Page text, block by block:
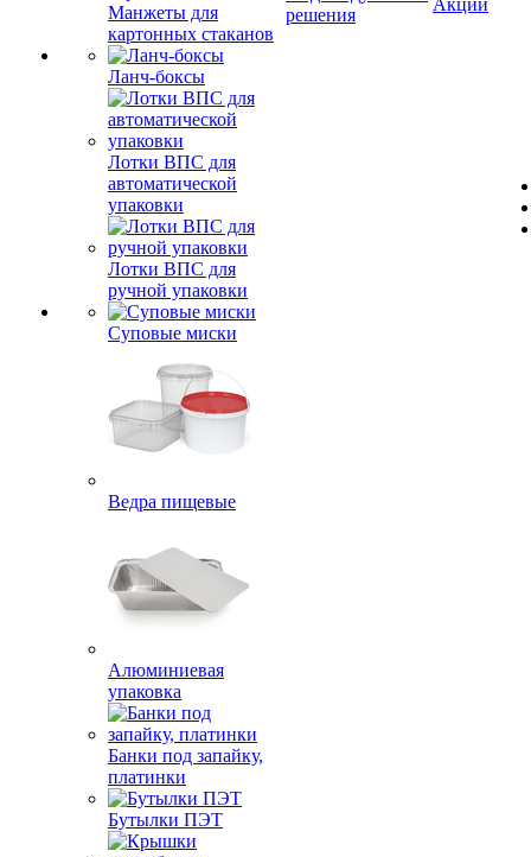
Манжеты для
картонных стаканов
Ланч-боксы
Лотки ВПС для
автоматической
упаковки
Лотки ВПС для
ручной упаковки
Суповые миски
Ведра пищевые
Алюминиевая
упаковка
Банки под запайку,
платинки
Бутылки ПЭТ
решения
Акции